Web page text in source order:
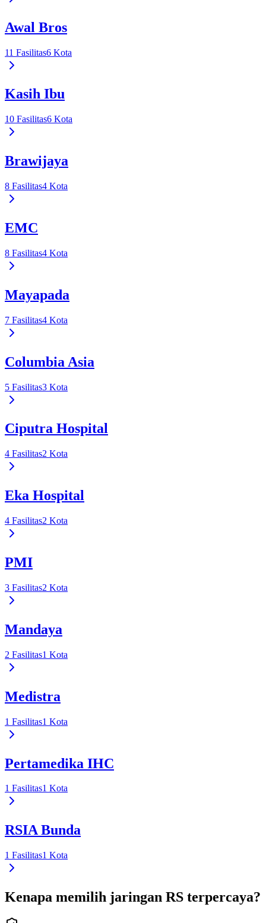
Awal Bros
11 Fasilitas6 Kota
Kasih Ibu
10 Fasilitas6 Kota
Brawijaya
8 Fasilitas4 Kota
EMC
8 Fasilitas4 Kota
Mayapada
7 Fasilitas4 Kota
Columbia Asia
5 Fasilitas3 Kota
Ciputra Hospital
4 Fasilitas2 Kota
Eka Hospital
4 Fasilitas2 Kota
PMI
3 Fasilitas2 Kota
Mandaya
2 Fasilitas1 Kota
Medistra
1 Fasilitas1 Kota
Pertamedika IHC
1 Fasilitas1 Kota
RSIA Bunda
1 Fasilitas1 Kota
Kenapa memilih jaringan RS terpercaya?